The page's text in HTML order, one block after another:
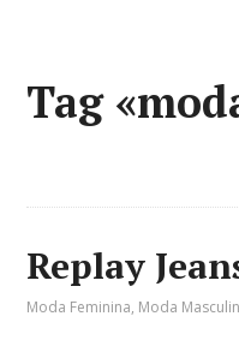
Tag
Replay
Moda Feminina, Moda